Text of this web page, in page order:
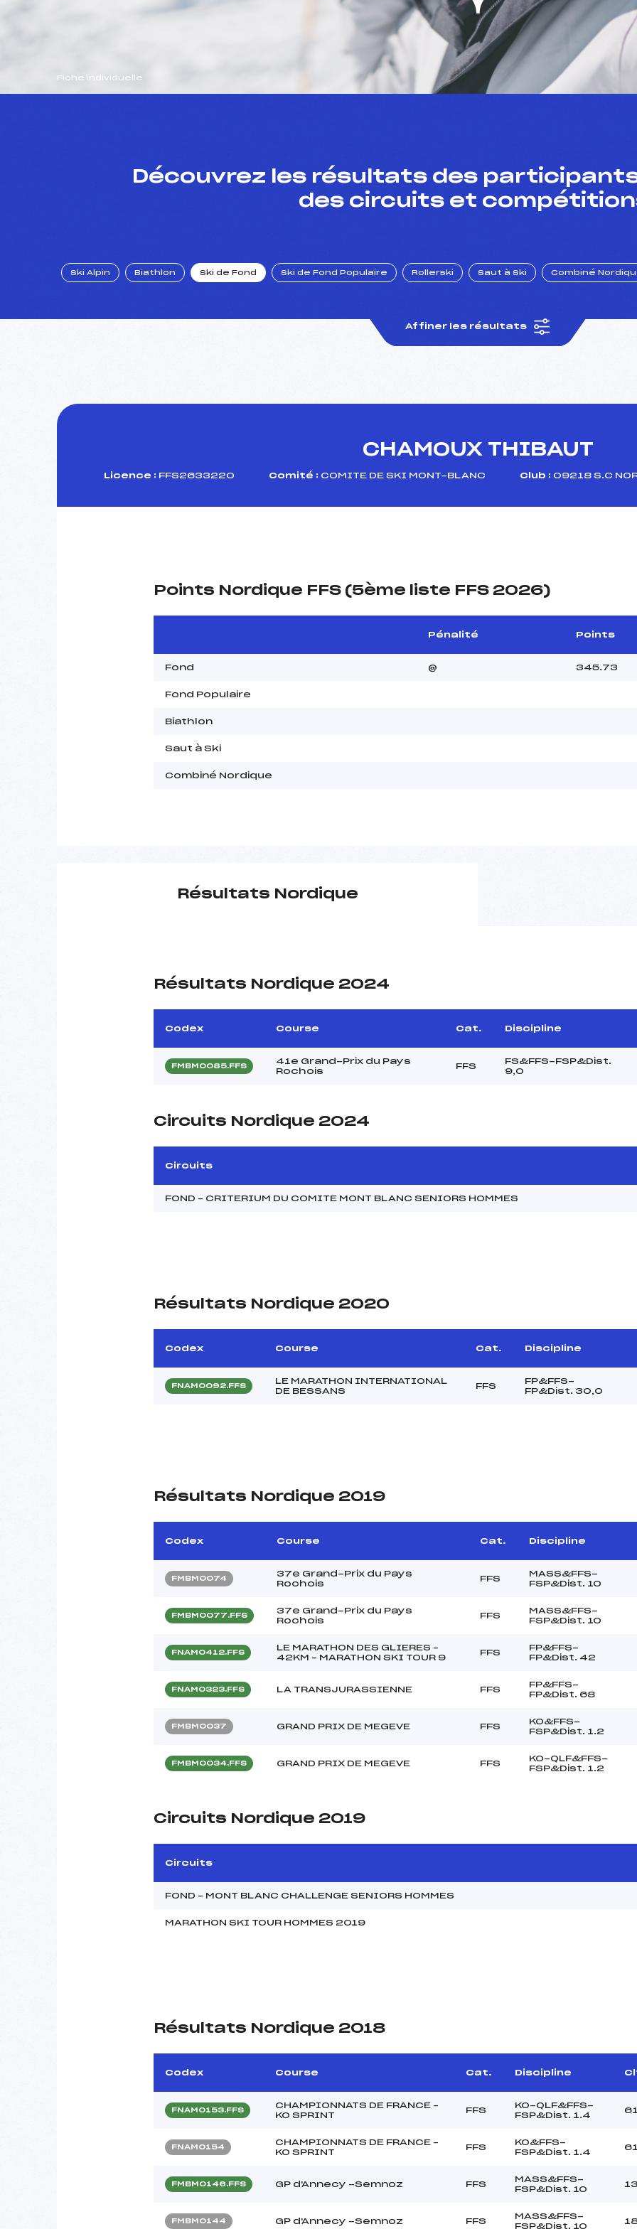
Fiche individuelle
Découvrez les résultats des participants
des circuits et
Ski Alpin Biathlon Ski de Fond Ski de Fond Populaire Rollerski Saut à Ski Combiné
Affiner les résultats
CHAMOUX THIBAUT
Licence : FFS2633220 Comité : COMITE DE SKI MONT-BLANC Club : 09218 S.C
Points Nordique FFS (5ème liste FFS 2026)
Pénalité Points
Fond @ 345.73
Fond Populaire
Biathlon
Saut à Ski
Combiné Nordique
Résultats Nordique
Résultats Nordique 2024
Codex Course Cat. Discipline
FMBM0085.FFS
41e Grand-Prix du Pays
Rochois
FFS
FS&FFS-FSP&Dist.
9,0
Circuits Nordique 2024
Circuits
FOND – CRITERIUM DU COMITE MONT BLANC SENIORS HOMMES
Résultats Nordique 2020
Codex Course Cat. Discipline
FNAM0092.FFS
LE MARATHON INTERNATIONAL
DE BESSANS
FFS
FP&FFS-
FP&Dist. 30,0
Résultats Nordique 2019
Codex Course Cat. Discipline
FMBM0074
37e Grand-Prix du Pays
Rochois
FFS
MASS&FFS-
FSP&Dist. 10
FMBM0077.FFS
37e Grand-Prix du Pays
Rochois
FFS
MASS&FFS-
FSP&Dist. 10
FNAM0412.FFS
LE MARATHON DES GLIERES –
42KM – MARATHON SKI TOUR 9
FFS
FP&FFS-
FP&Dist. 42
FNAM0323.FFS LA TRANSJURASSIENNE FFS
FP&FFS-
FP&Dist. 68
FMBM0037 GRAND PRIX DE MEGEVE FFS
KO&FFS-
FSP&Dist. 1.2
FMBM0034.FFS GRAND PRIX DE MEGEVE FFS
KO-QLF&FFS-
FSP&Dist. 1.2
Circuits Nordique 2019
Circuits
FOND – MONT BLANC CHALLENGE SENIORS HOMMES
MARATHON SKI TOUR HOMMES 2019
Résultats Nordique 2018
Codex Course Cat. Discipline
FNAM0153.FFS
CHAMPIONNATS DE FRANCE –
KO SPRINT
FFS
KO-QLF&FFS-
FSP&Dist. 1.4
FNAM0154
CHAMPIONNATS DE FRANCE –
KO SPRINT
FFS
KO&FFS-
FSP&Dist. 1.4
FMBM0146.FFS GP d'Annecy -Semnoz FFS
MASS&FFS-
FSP&Dist. 10
FMBM0144 GP d'Annecy -Semnoz FFS
MASS&FFS-
FSP&Dist. 10